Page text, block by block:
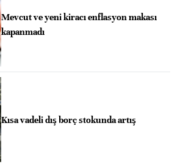
Mevcut ve yeni kiracı enflasyon makası
kapanmadı
Kısa vadeli dış borç stokunda artış